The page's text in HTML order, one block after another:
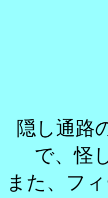
隠し通路
で、怪
また、フ